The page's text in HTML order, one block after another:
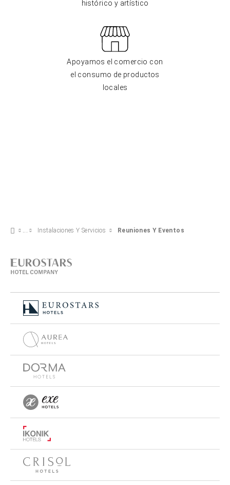
histórico y artístico
Apoyamos el comercio con
el consumo de productos
locales
Instalaciones Y Servicios Reuniones Y Eventos